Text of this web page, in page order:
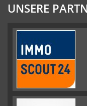
UNSERE